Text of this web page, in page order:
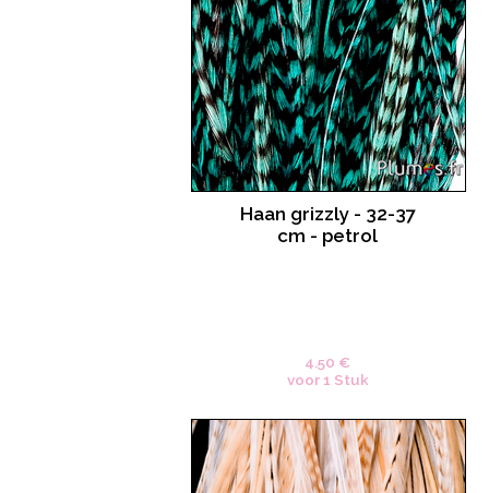
Haan grizzly - 32-37
cm - petrol
4.50 €
voor 1 Stuk